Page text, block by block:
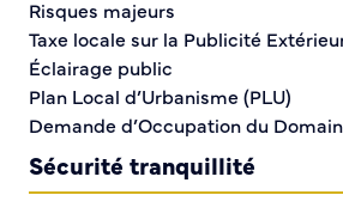
Risques majeurs
Taxe locale sur la Publicité
Éclairage public
Plan Local d’Urbanisme (PLU)
Demande d’Occupation du
Sécurité tranquillité